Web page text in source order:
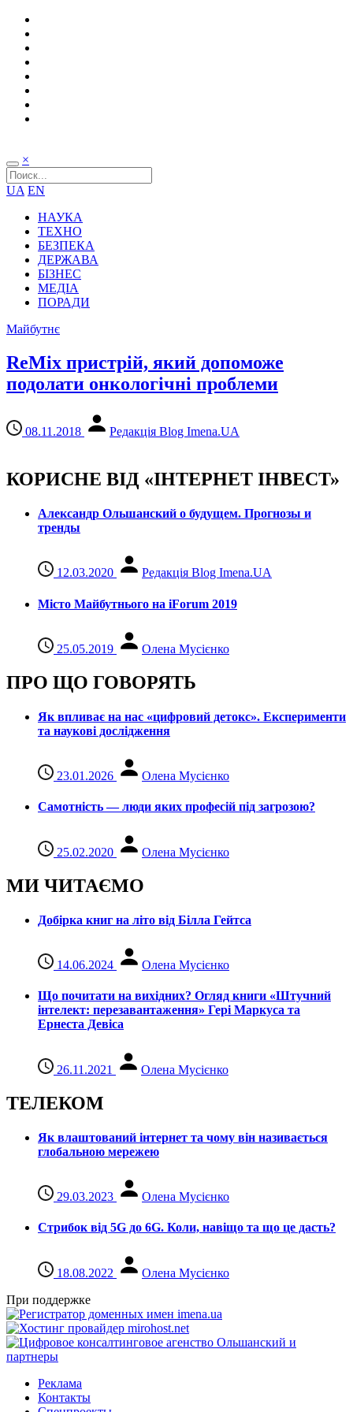
×
UA EN
НАУКА
ТЕХНО
БЕЗПЕКА
ДЕРЖАВА
БІЗНЕС
МЕДІА
ПОРАДИ
Майбутнє
ReMix пристрій, який допоможе
подолати онкологічні проблеми
08.11.2018 Редакція Blog Imena.UA
КОРИСНЕ ВІД «ІНТЕРНЕТ ІНВЕСТ»
Александр Ольшанский о будущем. Прогнозы и
тренды
12.03.2020 Редакція Blog Imena.UA
Місто Майбутнього на iForum 2019
25.05.2019 Олена Мусієнко
ПРО ЩО ГОВОРЯТЬ
Як впливає на нас «цифровий детокс». Експерименти
та наукові дослідження
23.01.2026 Олена Мусієнко
Самотність — люди яких професій під загрозою?
25.02.2020 Олена Мусієнко
МИ ЧИТАЄМО
Добірка книг на літо від Білла Гейтса
14.06.2024 Олена Мусієнко
Що почитати на вихідних? Огляд книги «Штучний
інтелект: перезавантаження» Гері Маркуса та
Ернеста Девіса
26.11.2021 Олена Мусієнко
ТЕЛЕКОМ
Як влаштований інтернет та чому він називається
глобальною мережею
29.03.2023 Олена Мусієнко
Стрибок від 5G до 6G. Коли, навіщо та що це даcть?
18.08.2022
Олена Мусієнко
При поддержке
Реклама
Контакты